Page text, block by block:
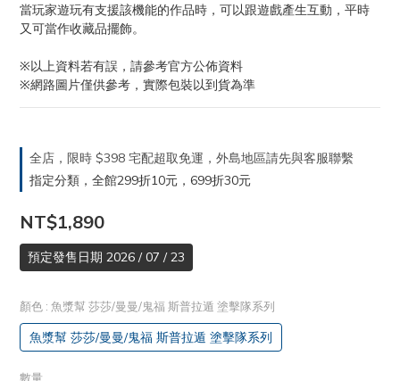
當玩家遊玩有支援該機能的作品時，可以跟遊戲產生互動，平時
又可當作收藏品擺飾。
※以上資料若有誤，請參考官方公佈資料
※網路圖片僅供參考，實際包裝以到貨為準
全店，限時 $398 宅配超取免運，外島地區請先與客服聯繫
指定分類，全館299折10元，699折30元
NT$1,890
預定發售日期 2026 / 07 / 23
顏色 : 魚漿幫 莎莎/曼曼/鬼福 斯普拉遁 塗擊隊系列
魚漿幫 莎莎/曼曼/鬼福 斯普拉遁 塗擊隊系列
數量